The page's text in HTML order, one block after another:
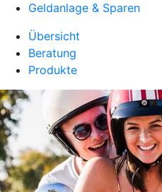
Geldanlage & Sparen
Übersicht
Beratung
Produkte